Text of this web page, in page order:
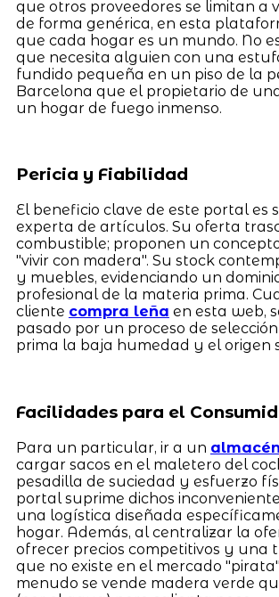
que otros proveedores se limitan a
de forma genérica, en esta
que cada hogar es un mundo. No
que necesita alguien con una
fundido pequeña en un piso de la
Barcelona que el propietario de
un hogar de fuego inmenso.
Pericia y Fiabilidad
El beneficio clave de este portal es
experta de artículos. Su oferta
combustible; proponen un
"vivir con madera". Su stock
y muebles, evidenciando un
profesional de la materia prima.
cliente compra leña en esta web,
pasado por un proceso de
prima la baja humedad y el origen
Facilidades para el
Para un particular, ir a un
cargar sacos en el maletero del
pesadilla de suciedad y esfuerzo
portal suprime dichos
una logística diseñada
hogar. Además, al centralizar la
ofrecer precios competitivos y una
que no existe en el mercado
menudo se vende madera verde